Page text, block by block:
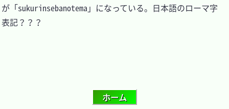
が「sukurinsebanotema」になっている。日本語のローマ字
表記？？？